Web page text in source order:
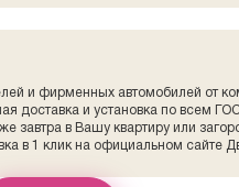
и фирменных автомобилей от
доставка и установка по всем
завтра в Вашу квартиру или
в 1 клик на официальном сайте